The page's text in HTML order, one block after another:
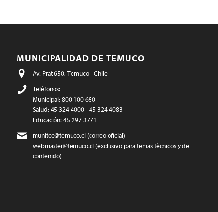
MUNICIPALIDAD DE TEMUCO
Av. Prat 650, Temuco - Chile
Teléfonos:
Municipal: 800 100 650
Salud: 45 324 4000 - 45 324 4083
Educación: 45 297 3771
munitco@temuco.cl(correo oficial)
webmaster@temuco.cl(exclusivo para temas técnicos y de
contenido)